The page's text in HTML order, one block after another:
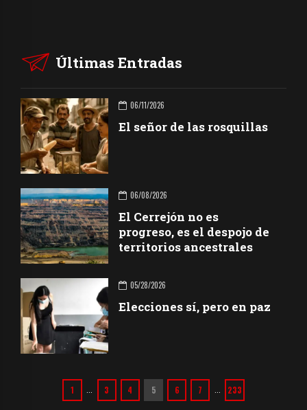
Últimas Entradas
06/11/2026
El señor de las rosquillas
06/08/2026
El Cerrejón no es
progreso, es el despojo de
territorios ancestrales
05/28/2026
Elecciones sí, pero en paz
1 … 3 4 5 6 7 … 233